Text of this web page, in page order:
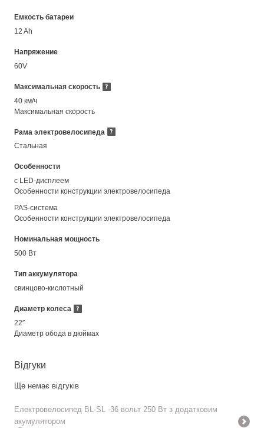
Емкость батареи
12 Ah
Напряжение
60V
Максимальная скорость
40 км/ч
Максимальная скорость
Рама электровелосипеда
Стальная
Особенности
с LED-дисплеем
Особенности конструкции электровелосипеда
PAS-система
Особенности конструкции электровелосипеда
Номинальная мощность
500 Вт
Тип аккумулятора
свинцово-кислотный
Диаметр колеса
22″
Диаметр обода в дюймах
Відгуки
Ще немає відгуків
Електровелосипед BL-SL -36 вольт 250 Вт з додатковим
акумулятором